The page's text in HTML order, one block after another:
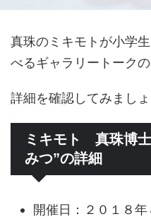
真珠のミキモトが小学
べるギャラリートーク
詳細を確認してみましょ
ミキモト 真珠博
みつ”の詳細
開催日：２０１８